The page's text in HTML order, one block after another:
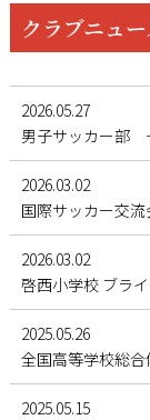
クラブニュー
2026.05.27
男子サッカー部
2026.03.02
国際サッカー交
2026.03.02
啓西小学校 ブラ
2025.05.26
全国高等学校総
2025.05.15